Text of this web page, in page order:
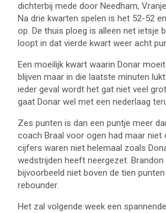
dichterbij mede door Needham,
Na drie kwarten spelen is het 52-52
op. De thuis ploeg is alleen net ietsje
loopt in dat vierde kwart weer acht
Een moeilijk kwart waarin Donar
blijven maar in die laatste minuten
ieder geval wordt het gat niet veel
gaat Donar wel met een nederlaag
Zes punten is dan een puntje meer
coach Braal voor ogen had maar niet
cijfers waren niet helemaal zoals
wedstrijden heeft neergezet.
bijvoorbeeld niet boven de tien
rebounder.
Het zal volgende week een